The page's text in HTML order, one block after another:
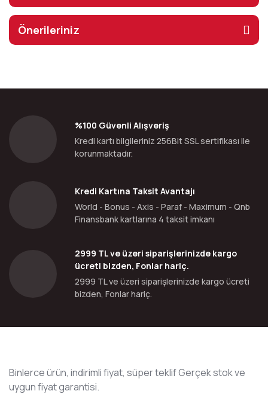
Önerileriniz
%100 Güvenli Alışveriş
Kredi kartı bilgileriniz 256Bit SSL sertifikası ile
korunmaktadır.
Kredi Kartına Taksit Avantajı
World - Bonus - Axis - Paraf - Maximum - Qnb
Finansbank kartlarına 4 taksit imkanı
2999 TL ve üzeri siparişlerinizde kargo
ücreti bizden, Fonlar hariç.
2999 TL ve üzeri siparişlerinizde kargo ücreti
bizden, Fonlar hariç.
Binlerce ürün, indirimli fiyat, süper teklif Gerçek stok ve
uygun fiyat garantisi.